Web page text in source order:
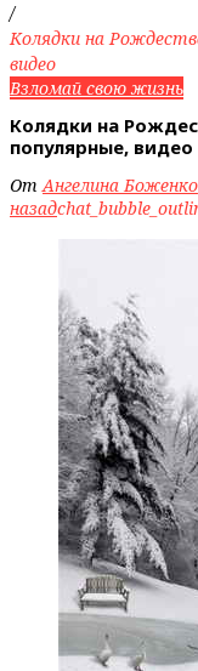
/
Колядки на
видео
Взломай свою жизнь
Колядки на
популярные, видео
ОтАнгелина Боженко
назад